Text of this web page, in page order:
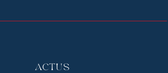
Actus